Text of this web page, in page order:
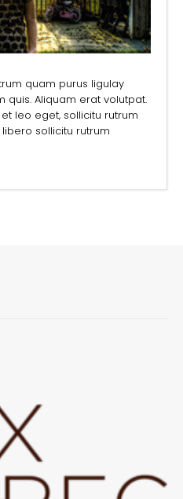
quam purus ligulay
quis. Aliquam erat volutpat.
leo eget, sollicitu rutrum
sollicitu rutrum